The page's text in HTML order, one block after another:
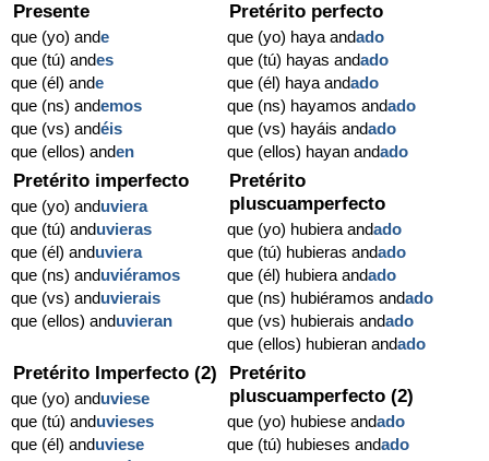
Presente
que (yo) ande
que (tú) andes
que (él) ande
que (ns) andemos
que (vs) andéis
que (ellos) anden
Pretérito perfecto
que (yo) haya andado
que (tú) hayas andado
que (él) haya andado
que (ns) hayamos andado
que (vs) hayáis andado
que (ellos) hayan andado
Pretérito imperfecto
que (yo) anduviera
que (tú) anduvieras
que (él) anduviera
que (ns) anduviéramos
que (vs) anduvierais
que (ellos) anduvieran
Pretérito
pluscuamperfecto
que (yo) hubiera andado
que (tú) hubieras andado
que (él) hubiera andado
que (ns) hubiéramos andado
que (vs) hubierais andado
que (ellos) hubieran andado
Pretérito Imperfecto (2)
que (yo) anduviese
que (tú) anduvieses
que (él) anduviese
Pretérito
pluscuamperfecto (2)
que (yo) hubiese andado
que (tú) hubieses andado